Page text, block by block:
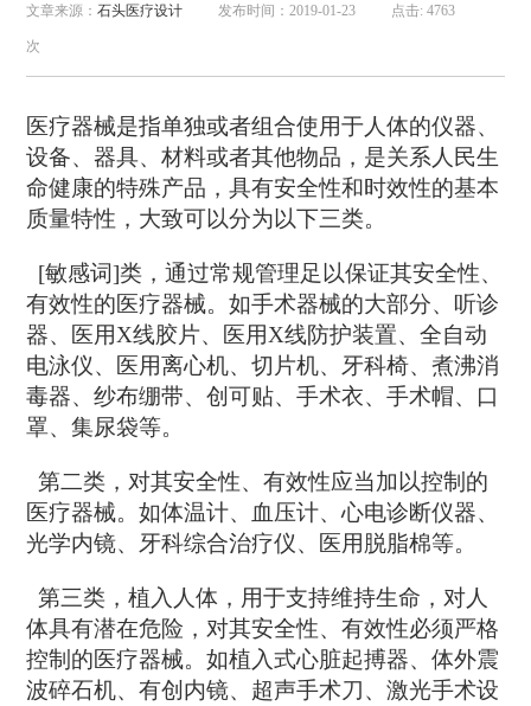
文章来源：石头医疗设计 发布时间：2019-01-23 点击: 4763
次
医疗器械是指单独或者组合使用于人体的仪器、
设备、器具、材料或者其他物品，是关系人民生
命健康的特殊产品，具有安全性和时效性的基本
质量特性，大致可以分为以下三类。
[敏感词]类，通过常规管理足以保证其安全性、
有效性的医疗器械。如手术器械的大部分、听诊
器、医用X线胶片、医用X线防护装置、全自动
电泳仪、医用离心机、切片机、牙科椅、煮沸消
毒器、纱布绷带、创可贴、手术衣、手术帽、口
罩、集尿袋等。
第二类，对其安全性、有效性应当加以控制的
医疗器械。如体温计、血压计、心电诊断仪器、
光学内镜、牙科综合治疗仪、医用脱脂棉等。
第三类，植入人体，用于支持维持生命，对人
体具有潜在危险，对其安全性、有效性必须严格
控制的医疗器械。如植入式心脏起搏器、体外震
波碎石机、有创内镜、超声手术刀、激光手术设